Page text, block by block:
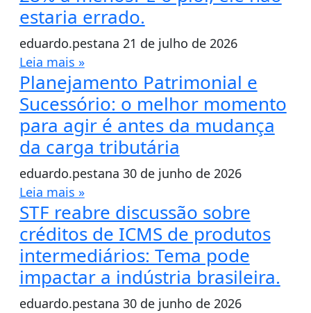
estaria errado.
eduardo.pestana 21 de julho de 2026
Leia mais »
Planejamento Patrimonial e
Sucessório: o melhor momento
para agir é antes da mudança
da carga tributária
eduardo.pestana 30 de junho de 2026
Leia mais »
STF reabre discussão sobre
créditos de ICMS de produtos
intermediários: Tema pode
impactar a indústria brasileira.
eduardo.pestana 30 de junho de 2026